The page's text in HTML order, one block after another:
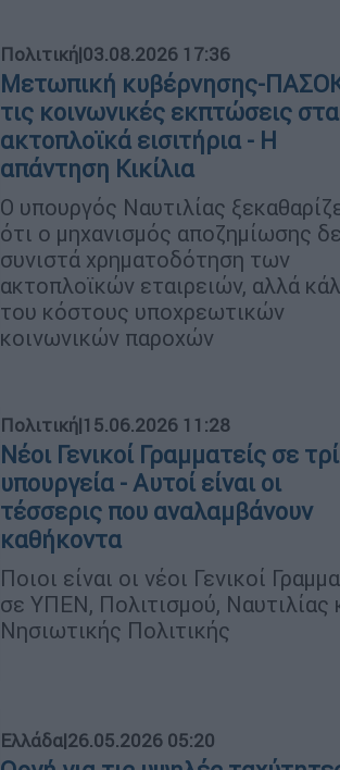
Πολιτική|03.08.2026 17:36
Μετωπική κυβέρνησης-
τις κοινωνικές εκπτώσεις στα
ακτοπλοϊκά εισιτήρια - Η
απάντηση Κικίλια
Ο υπουργός Ναυτιλίας
ότι ο μηχανισμός αποζημίωσης δε
συνιστά χρηματοδότηση των
ακτοπλοϊκών εταιρειών, αλλά
του κόστους υποχρεωτικών
κοινωνικών παροχών
Πολιτική|15.06.2026 11:28
Νέοι Γενικοί Γραμματείς σε
υπουργεία - Αυτοί είναι οι
τέσσερις που αναλαμβάνουν
καθήκοντα
Ποιοι είναι οι νέοι Γενικοί
σε ΥΠΕΝ, Πολιτισμού, Ναυτιλίας
Νησιωτικής Πολιτικής
Ελλάδα|26.05.2026 05:20